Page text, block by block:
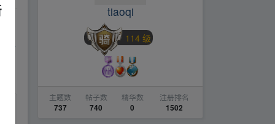
tiaoqi
114 级
主题数
737
帖子数
740
精华数
0
注册排名
1502